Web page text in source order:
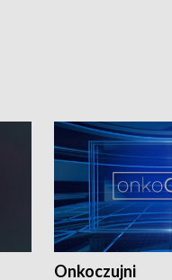
Onkoczujni